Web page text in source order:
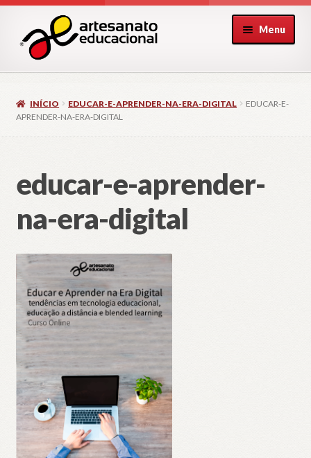
para
navegação
para
conteúdo
Menu
INÍCIO EDUCAR-E-APRENDER-NA-ERA-DIGITAL
EDUCAR-E-
APRENDER-NA-ERA-DIGITAL
educar-e-aprender-
na-era-digital